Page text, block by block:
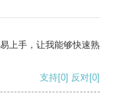
上手，让我能够快速熟
支持[0] 反对[0]